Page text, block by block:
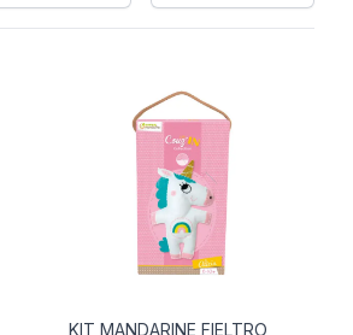
KIT MANDARINE FIELTRO